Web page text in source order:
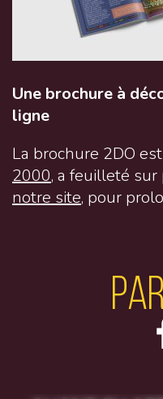
Une brochure à
ligne
La brochure 2DO
2000, a feuilleté sur
notre site, pour